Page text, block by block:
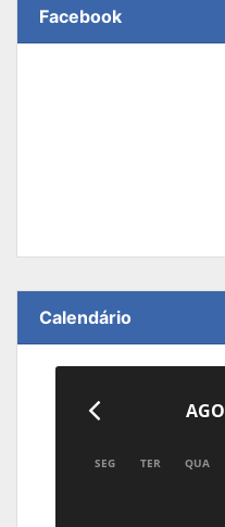
Facebook
Calendário
SEG TER QUA